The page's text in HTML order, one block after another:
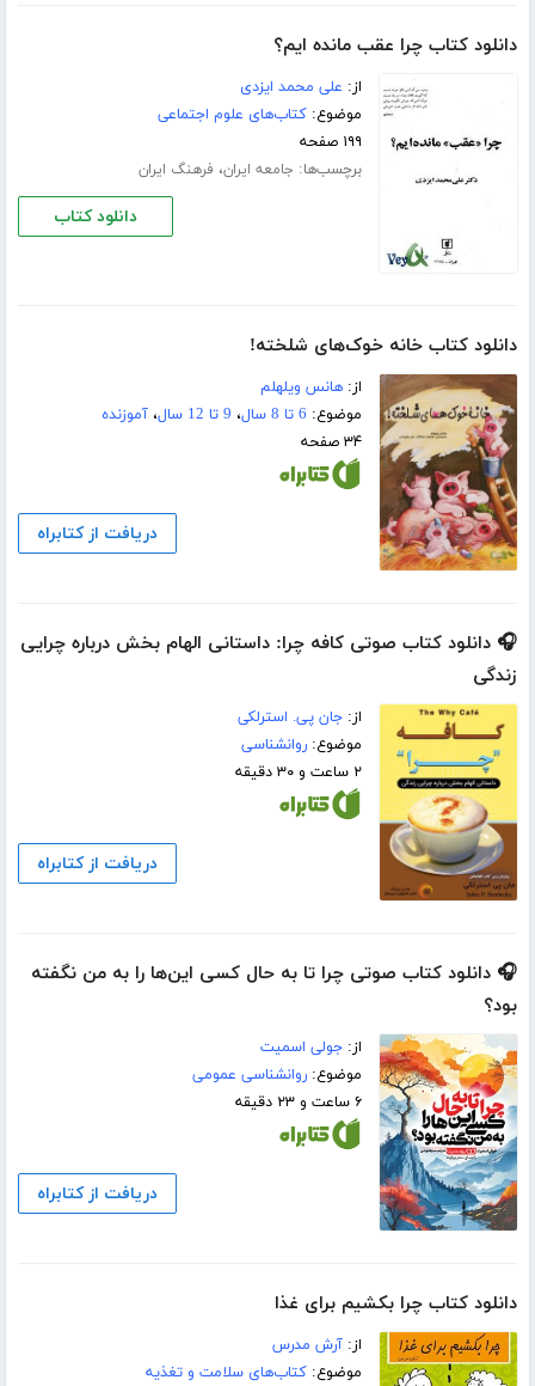
دانلود کتاب چرا عقب مانده ایم؟
از: علی محمد ایزدی
موضوع:کتاب‌های علوم اجتماعی
۱۹۹ صفحه
برچسب‌ها: جامعه ایران، فرهنگ ایران
دانلود کتاب
دانلود کتاب خانه خوک‌های شلخته!
از:هانس ویلهلم
موضوع: 6 تا 8 سال ، 9 تا 12 سال ،آموزنده
۳۴ صفحه
دریافت از کتابراه
🎧 دانلود کتاب صوتی کافه چرا: داستانی الهام بخش درباره چرایی
زندگی
از:جان پی. استرلکی
موضوع:روانشناسی
۲ ساعت و ۳۰ دقیقه
دریافت از کتابراه
🎧 دانلود کتاب صوتی چرا تا به حال کسی این‌ها را به من نگفته
بود؟
از:جولی اسمیت
موضوع:روانشناسی عمومی
۶ ساعت و ۲۳ دقیقه
دریافت از کتابراه
دانلود کتاب چرا بکشیم برای غذا
از:آرش مدرس
موضوع:کتاب‌های سلامت و تغذیه